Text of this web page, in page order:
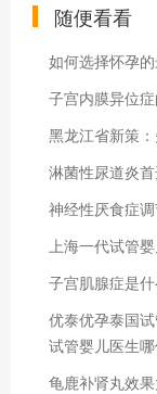
随便看看
如何选择怀孕
子宫内膜异位
黑龙江省新策
淋菌性尿道炎
神经性厌食症
上海一代试管
子宫肌腺症是
优泰优孕泰国
试管婴儿医生
龟鹿补肾丸效